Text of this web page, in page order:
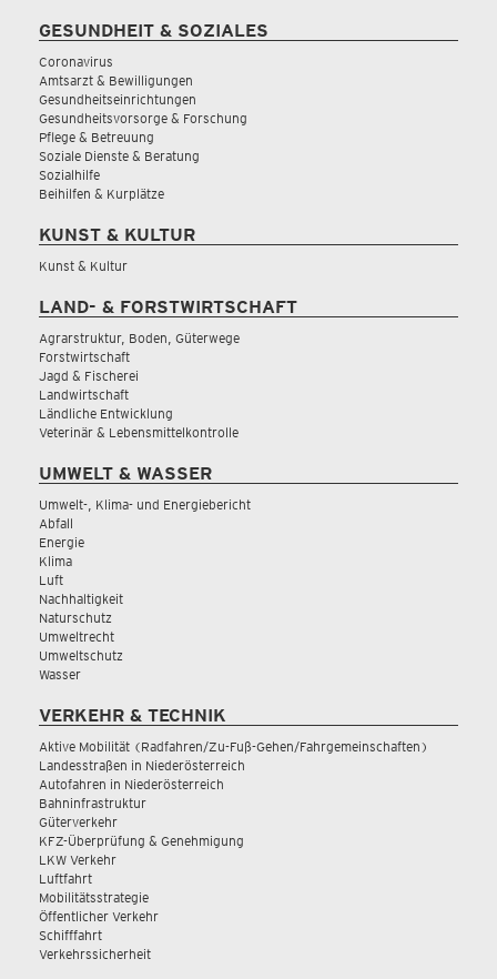
GESUNDHEIT & SOZIALES
Coronavirus
Amtsarzt & Bewilligungen
Gesundheitseinrichtungen
Gesundheitsvorsorge & Forschung
Pflege & Betreuung
Soziale Dienste & Beratung
Sozialhilfe
Beihilfen & Kurplätze
KUNST & KULTUR
Kunst & Kultur
LAND- & FORSTWIRTSCHAFT
Agrarstruktur, Boden, Güterwege
Forstwirtschaft
Jagd & Fischerei
Landwirtschaft
Ländliche Entwicklung
Veterinär & Lebensmittelkontrolle
UMWELT & WASSER
Umwelt-, Klima- und Energiebericht
Abfall
Energie
Klima
Luft
Nachhaltigkeit
Naturschutz
Umweltrecht
Umweltschutz
Wasser
VERKEHR & TECHNIK
Aktive Mobilität (Radfahren/Zu-Fuß-Gehen/Fahrgemeinschaften)
Landesstraßen in Niederösterreich
Autofahren in Niederösterreich
Bahninfrastruktur
Güterverkehr
KFZ-Überprüfung & Genehmigung
LKW Verkehr
Luftfahrt
Mobilitätsstrategie
Öffentlicher Verkehr
Schifffahrt
Verkehrssicherheit